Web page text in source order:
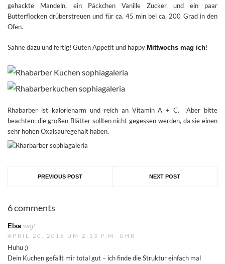
gehackte Mandeln, ein Päckchen Vanille Zucker und ein paar
Butterflocken drüberstreuen und für ca. 45 min bei ca. 200 Grad in den
Ofen.
Sahne dazu und fertig! Guten Appetit und happy Mittwochs mag ich!
Rhabarber ist kalorienarm und reich an Vitamin A + C. Aber bitte
beachten: die großen Blätter sollten nicht gegessen werden, da sie einen
sehr hohen Oxalsäuregehalt haben.
PREVIOUS POST NEXT POST
6 comments
Elsa sagt:
APRIL 20, 2016 UM 2:13 P.M. UHR
Huhu ;)
Dein Kuchen gefällt mir total gut – ich finde die Struktur einfach mal